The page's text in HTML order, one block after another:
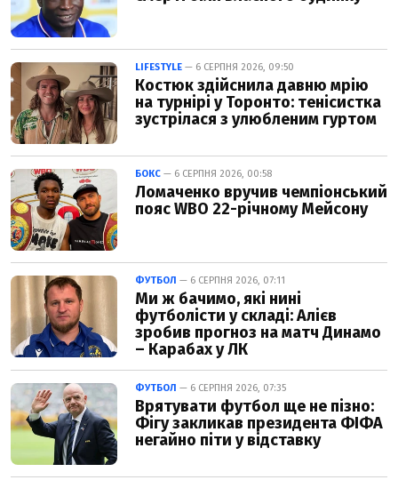
LIFESTYLE — 6 СЕРПНЯ 2026, 09:50
Костюк здійснила давню мрію
на турнірі у Торонто: тенісистка
зустрілася з улюбленим гуртом
БОКС — 6 СЕРПНЯ 2026, 00:58
Ломаченко вручив чемпіонський
пояс WBO 22-річному Мейсону
ФУТБОЛ — 6 СЕРПНЯ 2026, 07:11
Ми ж бачимо, які нині
футболісти у складі: Алієв
зробив прогноз на матч Динамо
– Карабах у ЛК
ФУТБОЛ — 6 СЕРПНЯ 2026, 07:35
Врятувати футбол ще не пізно:
Фігу закликав президента ФІФА
негайно піти у відставку